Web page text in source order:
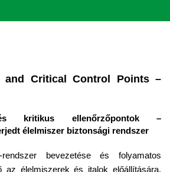
and Critical Control Points –
és kritikus ellenőrzőpontok –
élelmiszer biztonsági rendszer
rendszer bevezetése és folyamatos
az élelmiszerek és italok előállítására,